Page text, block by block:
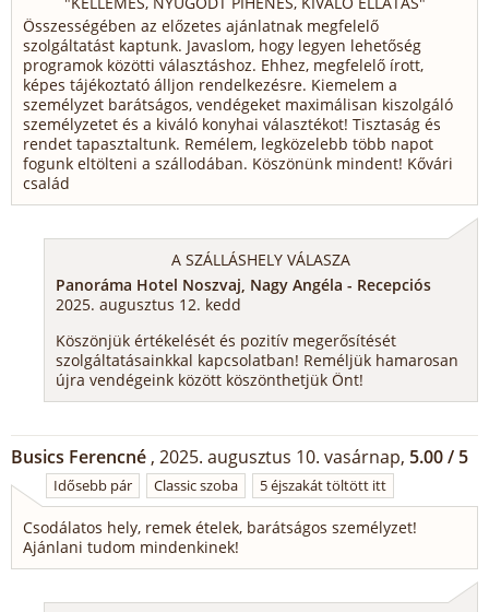
Összességében az előzetes ajánlatnak megfelelő
szolgáltatást kaptunk. Javaslom, hogy legyen lehetőség
programok közötti választáshoz. Ehhez, megfelelő írott,
képes tájékoztató álljon rendelkezésre. Kiemelem a
személyzet barátságos, vendégeket maximálisan kiszolgáló
személyzetet és a kiváló konyhai választékot! Tisztaság és
rendet tapasztaltunk. Remélem, legközelebb több napot
fogunk eltölteni a szállodában. Köszönünk mindent! Kővári
család
A SZÁLLÁSHELY VÁLASZA
Panoráma Hotel Noszvaj, Nagy Angéla - Recepciós
2025. augusztus 12. kedd
Köszönjük értékelését és pozitív megerősítését
szolgáltatásainkkal kapcsolatban! Reméljük hamarosan
újra vendégeink között köszönthetjük Önt!
Busics Ferencné , 2025. augusztus 10. vasárnap, 5.00 / 5
Idősebb pár Classic szoba 5 éjszakát töltött itt
Csodálatos hely, remek ételek, barátságos személyzet!
Ajánlani tudom mindenkinek!